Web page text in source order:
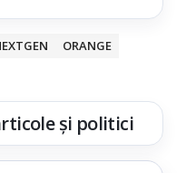
ORANGE
și politici